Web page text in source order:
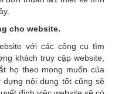
cho website.
với các công cụ tìm
khách truy cập website,
họ theo mong muốn của
nội dung tốt cũng sẽ